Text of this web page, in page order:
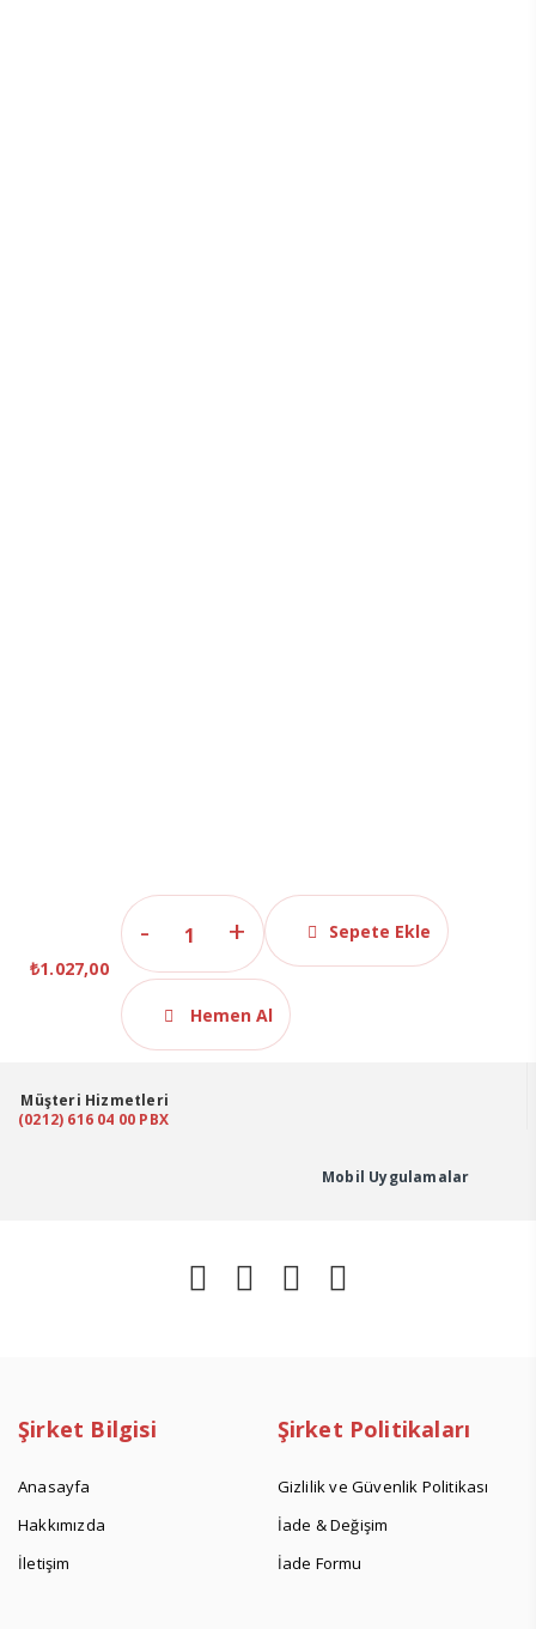
₺1.027,00
-
7.01
Saf
Distile
Su
Sepete Ekle
Hemen Al
Müşteri Hizmetleri
(0212) 616 04 00 PBX
Mobil Uygulamalar
Şirket Bilgisi
Anasayfa
Hakkımızda
İletişim
Şirket Politikaları
Gizlilik ve Güvenlik Politikası
İade & Değişim
İade Formu